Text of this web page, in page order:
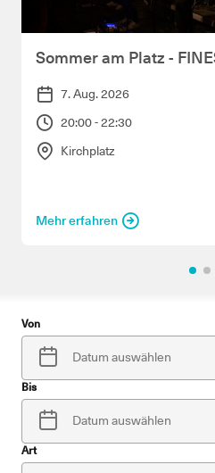
Sommer am Platz -
7. Aug. 2026
20:00 - 22:30
Kirchplatz
Mehr erfahren
Von
Bis
Art